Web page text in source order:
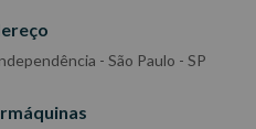
- São Paulo - SP